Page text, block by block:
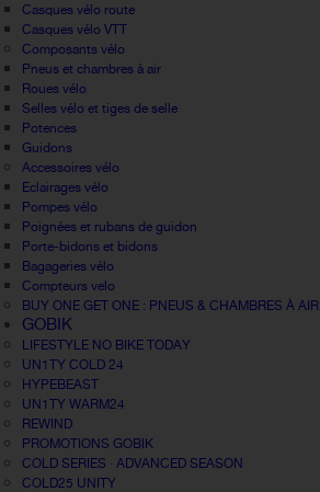
Casques vélo route
Casques vélo VTT
Composants vélo
Pneus et chambres à air
Roues vélo
Selles vélo et tiges de selle
Potences
Guidons
Accessoires vélo
Eclairages vélo
Pompes vélo
Poignées et rubans de guidon
Porte-bidons et bidons
Bagageries vélo
Compteurs velo
BUY ONE GET ONE : PNEUS & CHAMBRES À AIR
GOBIK
LIFESTYLE NO BIKE TODAY
UN1TY COLD 24
HYPEBEAST
UN1TY WARM24
REWIND
PROMOTIONS GOBIK
COLD SERIES · ADVANCED SEASON
COLD25 UNITY